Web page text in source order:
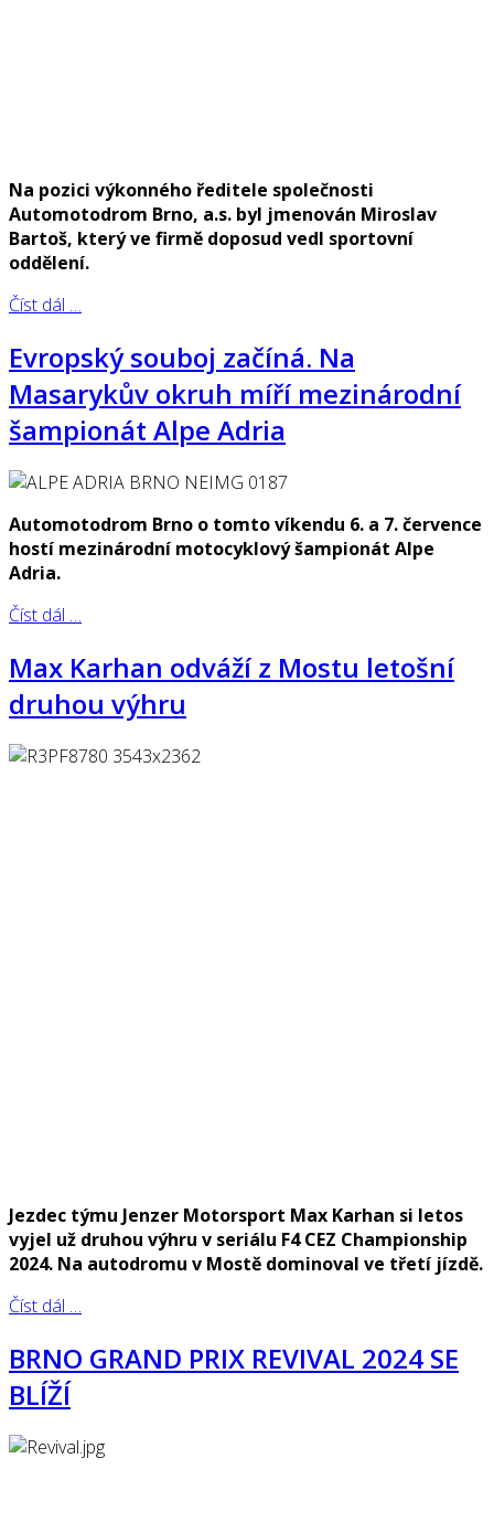
Na pozici výkonného ředitele společnosti
Automotodrom Brno, a.s. byl jmenován Miroslav
Bartoš, který ve firmě doposud vedl sportovní
oddělení.
Číst dál …
Evropský souboj začíná. Na
Masarykův okruh míří mezinárodní
šampionát Alpe Adria
Automotodrom Brno o tomto víkendu 6. a 7. července
hostí mezinárodní motocyklový šampionát Alpe
Adria.
Číst dál …
Max Karhan odváží z Mostu letošní
druhou výhru
Jezdec týmu Jenzer Motorsport Max Karhan si letos
vyjel už druhou výhru v seriálu F4 CEZ Championship
2024. Na autodromu v Mostě dominoval ve třetí jízdě.
Číst dál …
BRNO GRAND PRIX REVIVAL 2024 SE
BLÍŽÍ